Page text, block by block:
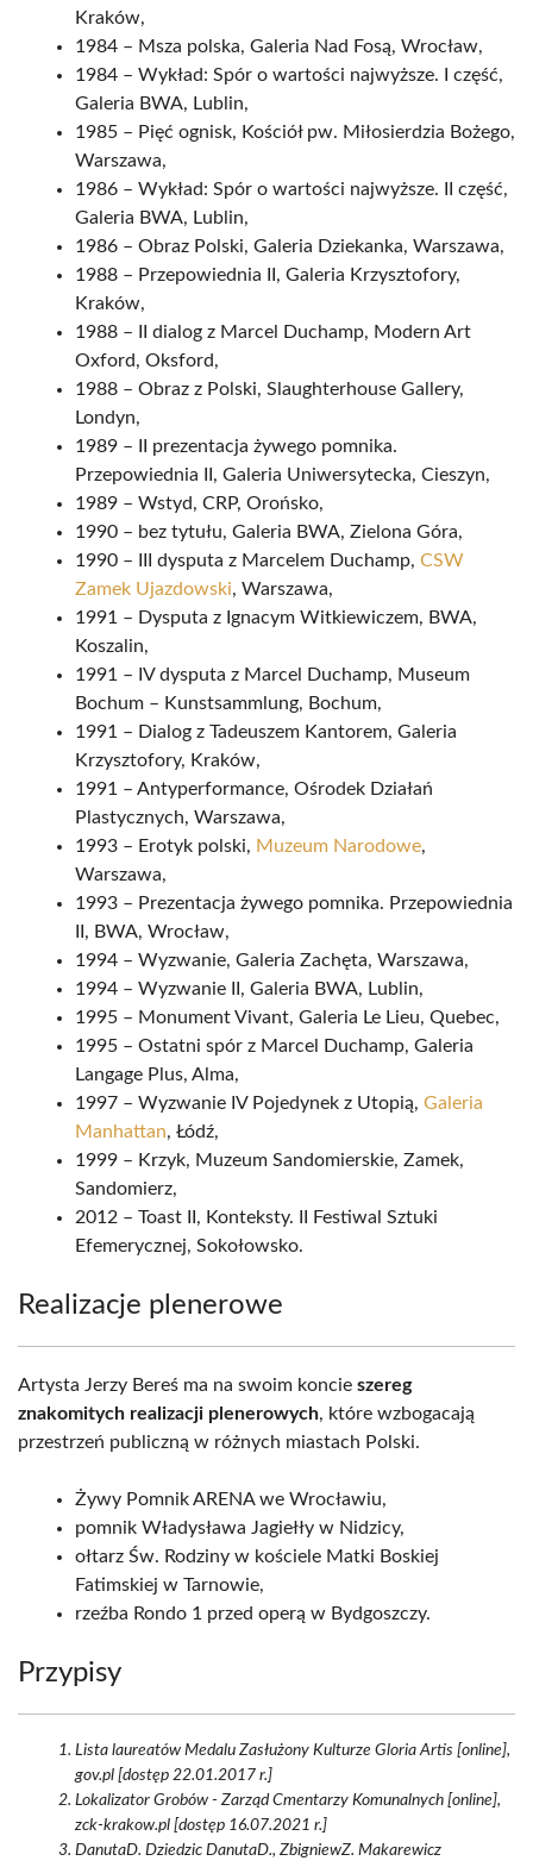
Kraków,
1984 – Msza polska, Galeria Nad Fosą, Wrocław,
1984 – Wykład: Spór o wartości najwyższe. I część,
Galeria BWA, Lublin,
1985 – Pięć ognisk, Kościół pw. Miłosierdzia Bożego,
Warszawa,
1986 – Wykład: Spór o wartości najwyższe. II część,
Galeria BWA, Lublin,
1986 – Obraz Polski, Galeria Dziekanka, Warszawa,
1988 – Przepowiednia II, Galeria Krzysztofory,
Kraków,
1988 – II dialog z Marcel Duchamp, Modern Art
Oxford, Oksford,
1988 – Obraz z Polski, Slaughterhouse Gallery,
Londyn,
1989 – II prezentacja żywego pomnika.
Przepowiednia II, Galeria Uniwersytecka, Cieszyn,
1989 – Wstyd, CRP, Orońsko,
1990 – bez tytułu, Galeria BWA, Zielona Góra,
1990 – III dysputa z Marcelem Duchamp, CSW
Zamek Ujazdowski, Warszawa,
1991 – Dysputa z Ignacym Witkiewiczem, BWA,
Koszalin,
1991 – IV dysputa z Marcel Duchamp, Museum
Bochum – Kunstsammlung, Bochum,
1991 – Dialog z Tadeuszem Kantorem, Galeria
Krzysztofory, Kraków,
1991 – Antyperformance, Ośrodek Działań
Plastycznych, Warszawa,
1993 – Erotyk polski, Muzeum Narodowe,
Warszawa,
1993 – Prezentacja żywego pomnika. Przepowiednia
II, BWA, Wrocław,
1994 – Wyzwanie, Galeria Zachęta, Warszawa,
1994 – Wyzwanie II, Galeria BWA, Lublin,
1995 – Monument Vivant, Galeria Le Lieu, Quebec,
1995 – Ostatni spór z Marcel Duchamp, Galeria
Langage Plus, Alma,
1997 – Wyzwanie IV Pojedynek z Utopią, Galeria
Manhattan, Łódź,
1999 – Krzyk, Muzeum Sandomierskie, Zamek,
Sandomierz,
2012 – Toast II, Konteksty. II Festiwal Sztuki
Efemerycznej, Sokołowsko.
Realizacje plenerowe
Artysta Jerzy Bereś ma na swoim koncie szereg
znakomitych realizacji plenerowych, które wzbogacają
przestrzeń publiczną w różnych miastach Polski.
Żywy Pomnik ARENA we Wrocławiu,
pomnik Władysława Jagiełły w Nidzicy,
ołtarz Św. Rodziny w kościele Matki Boskiej
Fatimskiej w Tarnowie,
rzeźba Rondo 1 przed operą w Bydgoszczy.
Przypisy
Lista laureatów Medalu Zasłużony Kulturze Gloria Artis [online],
gov.pl [dostęp 22.01.2017 r.]
Lokalizator Grobów - Zarząd Cmentarzy Komunalnych [online],
zck-krakow.pl [dostęp 16.07.2021 r.]
DanutaD. Dziedzic DanutaD., ZbigniewZ. Makarewicz